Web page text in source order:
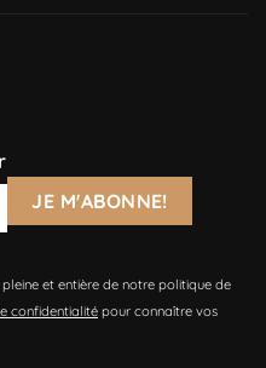
et entière de notre politique de
confidentialité pour connaître vos